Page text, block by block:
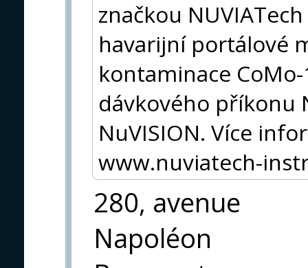
značkou
havarijní portálové
kontaminace
dávkového příkonu
NuVISION. Více
www.nuviatech-
280, avenue
Napoléon